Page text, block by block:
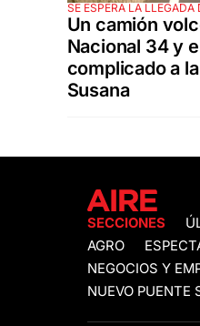
SE ESPERA LA LLEGADA
Un camión
Nacional 34 y
complicado a
Susana
SECCIONES
AGRO
NEGOCIOS Y
NUEVO PUENTE